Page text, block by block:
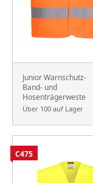
Junior Warnschutz-
Band- und
Hosenträgerweste
Über 100 auf Lager
C475